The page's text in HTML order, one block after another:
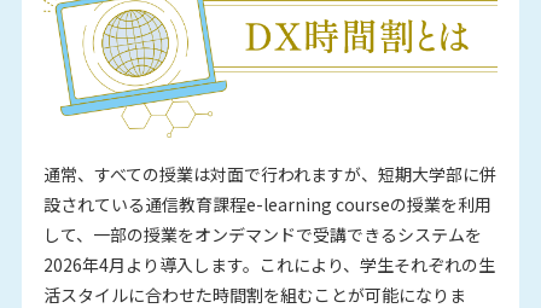
通常、すべての授業は対面で行われますが、短期大学部に併
設されている通信教育課程e-learning courseの授業を利用
して、一部の授業をオンデマンドで受講できるシステムを
2026年4月より導入します。これにより、学生それぞれの生
活スタイルに合わせた時間割を組むことが可能になりま